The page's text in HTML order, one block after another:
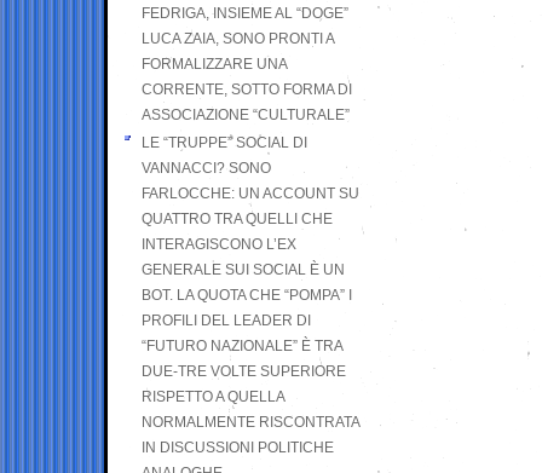
FEDRIGA, INSIEME AL “DOGE”
LUCA ZAIA, SONO PRONTI A
FORMALIZZARE UNA
CORRENTE, SOTTO FORMA DI
ASSOCIAZIONE “CULTURALE”
LE “TRUPPE” SOCIAL DI
VANNACCI? SONO
FARLOCCHE: UN ACCOUNT SU
QUATTRO TRA QUELLI CHE
INTERAGISCONO L’EX
GENERALE SUI SOCIAL È UN
BOT. LA QUOTA CHE “POMPA” I
PROFILI DEL LEADER DI
“FUTURO NAZIONALE” È TRA
DUE-TRE VOLTE SUPERIORE
RISPETTO A QUELLA
NORMALMENTE RISCONTRATA
IN DISCUSSIONI POLITICHE